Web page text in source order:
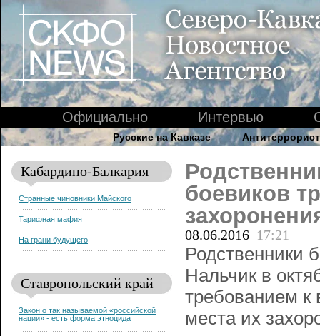
Официально Интервью
Русские на Кавказе
Кабардино-Балкария
Странные чиновники Майского
Тарифная мафия
На грани будущего
Ставропольский край
Закон о так называемой «российской
нации» - есть форма этноцида
боевиков
08.06.2016 17:21
Родственники
Нальчик в
требованием к
места их